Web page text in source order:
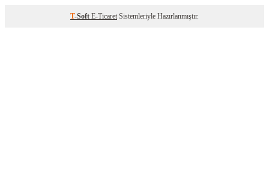
T-Soft E-Ticaret Sistemleriyle Hazırlanmıştır.